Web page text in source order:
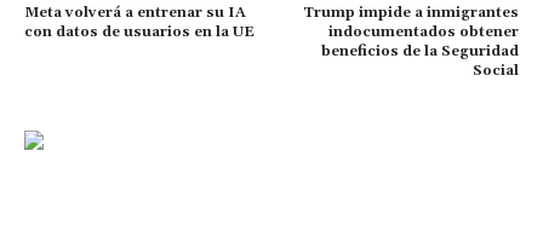
Meta volverá a entrenar su IA
con datos de usuarios en la UE
Trump impide a inmigrantes
indocumentados obtener
beneficios de la Seguridad
Social